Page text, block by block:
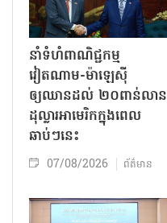
នាំទំហំពាណិជ្ជកម្ម
វៀតណាម-ម៉ាឡេស៊ី
ឲ្យឈានដល់ ២០ពាន់លាន
ដុល្លារអាមេរិកក្នុងពេល
ឆាប់ៗនេះ
07/08/2026 ព័ត៌មាន